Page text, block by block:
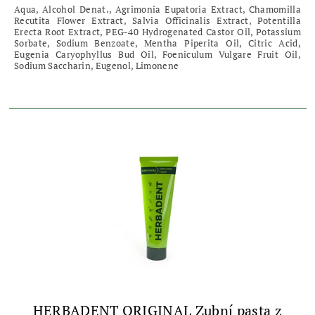
Aqua, Alcohol Denat., Agrimonia Eupatoria Extract, Chamomilla
Recutita Flower Extract, Salvia Officinalis Extract, Potentilla
Erecta Root Extract, PEG-40 Hydrogenated Castor Oil, Potassium
Sorbate, Sodium Benzoate, Mentha Piperita Oil, Citric Acid,
Eugenia Caryophyllus Bud Oil, Foeniculum Vulgare Fruit Oil,
Sodium Saccharin, Eugenol, Limonene
HERBADENT ORIGINAL Zubní pasta z